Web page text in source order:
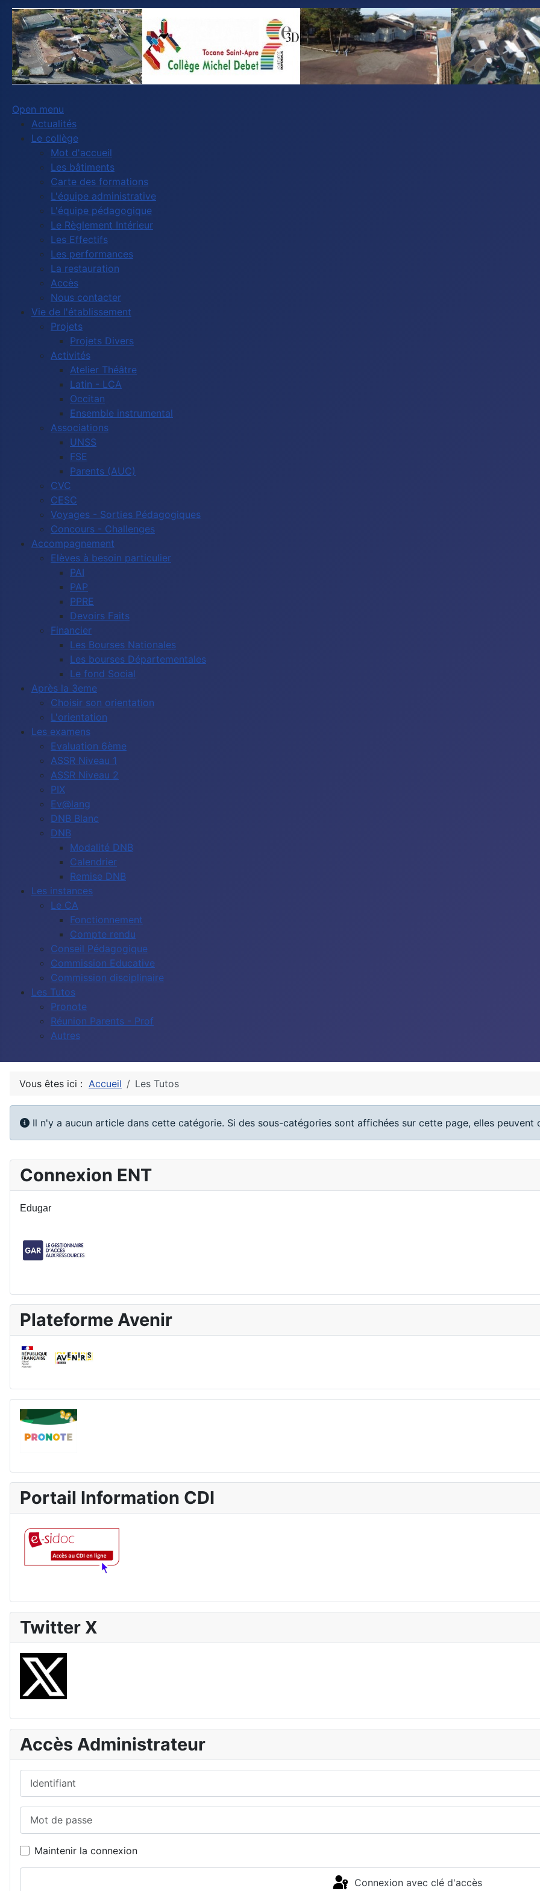
Open menu
Actualités
Le collège
Mot d'accueil
Les bâtiments
Carte des formations
L'équipe administrative
L'équipe pédagogique
Le Règlement Intérieur
Les Effectifs
Les performances
La restauration
Accès
Nous contacter
Vie de l'établissement
Projets
Projets Divers
Activités
Atelier Théâtre
Latin - LCA
Occitan
Ensemble instrumental
Associations
UNSS
FSE
Parents (AUC)
CVC
CESC
Voyages - Sorties Pédagogiques
Concours - Challenges
Accompagnement
Elèves à besoin particulier
PAI
PAP
PPRE
Devoirs Faits
Financier
Les Bourses Nationales
Les bourses Départementales
Le fond Social
Après la 3eme
Choisir son orientation
L'orientation
Les examens
Evaluation 6ème
ASSR Niveau 1
ASSR Niveau 2
PIX
Ev@lang
DNB Blanc
DNB
Modalité DNB
Calendrier
Remise DNB
Les instances
Le CA
Fonctionnement
Compte rendu
Conseil Pédagogique
Commission Educative
Commission disciplinaire
Les Tutos
Pronote
Réunion Parents - Prof
Autres
Vous êtes ici : Accueil Les Tutos
Info
Il n'y a aucun article dans cette catégorie. Si des sous-catégories sont affichées sur cette page, elles peuvent
Connexion ENT
Edugar
Plateforme Avenir
Portail Information CDI
Twitter X
Accès Administrateur
Maintenir la connexion
Connexion avec clé d'accès